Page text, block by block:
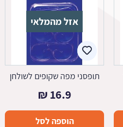
אזל מהמלאי
תופסני מפה שקופים לשולחן
16.9
₪
הוספה לסל